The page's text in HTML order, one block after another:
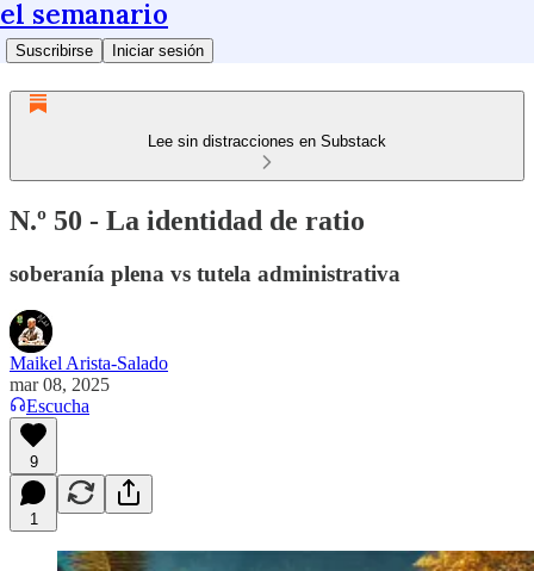
el semanario
Suscribirse Iniciar sesión
Lee sin distracciones en Substack
N.º 50 - La identidad de ratio
soberanía plena vs tutela administrativa
Maikel Arista-Salado
mar 08, 2025
Escucha
9
1